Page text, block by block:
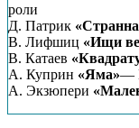
роли
Д. Патрик
В. Лифшиц «Ищи
В. Катаев
А. Куприн «Яма»—
А. Экзюпери